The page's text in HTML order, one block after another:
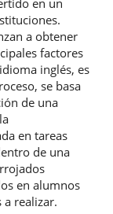
a obtener
factores
inglés, es
se basa
de una
en tareas
de una
en alumnos
realizar.